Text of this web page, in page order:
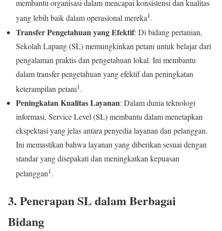
membantu organisasi dalam mencapai konsistensi dan kualitas
yang lebih baik dalam operasional mereka1.
Transfer Pengetahuan yang Efektif: Di bidang pertanian,
Sekolah Lapang (SL) memungkinkan petani untuk belajar dari
pengalaman praktis dan pengetahuan lokal. Ini membantu
dalam transfer pengetahuan yang efektif dan peningkatan
keterampilan petani1 .
Peningkatan Kualitas Layanan: Dalam dunia teknologi
informasi, Service Level (SL) membantu dalam menetapkan
ekspektasi yang jelas antara penyedia layanan dan pelanggan.
Ini memastikan bahwa layanan yang diberikan sesuai dengan
standar yang disepakati dan meningkatkan kepuasan
pelanggan1.
3. Penerapan SL dalam Berbagai
Bidang